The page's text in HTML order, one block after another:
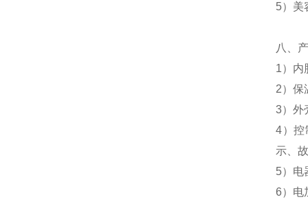
5）美
八、
1）内
2）保
3）外
4）控
示、
5）电
6）电